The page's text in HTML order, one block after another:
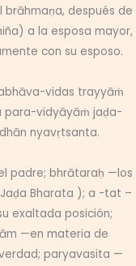
después de
a la esposa mayor,
con su esposo.
vidas trayyāṁ
vidyāyāṁ jaḍa-
nyavṛtsanta.
padre; bhrātaraḥ —los
Bharata ); a -tat –
exaltada posición;
—en materia de
paryavasita —